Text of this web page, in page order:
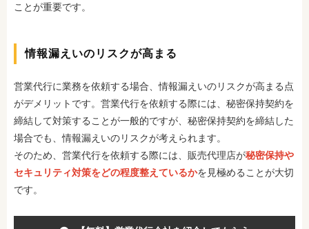
ことが重要です。
情報漏えいのリスクが高まる
営業代行に業務を依頼する場合、情報漏えいのリスクが高まる点
がデメリットです。営業代行を依頼する際には、秘密保持契約を
締結して対策することが一般的ですが、秘密保持契約を締結した
場合でも、情報漏えいのリスクが考えられます。
そのため、営業代行を依頼する際には、販売代理店が秘密保持や
セキュリティ対策をどの程度整えているかを見極めることが大切
です。